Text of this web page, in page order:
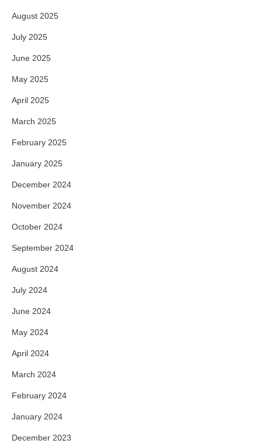
August 2025
July 2025
June 2025
May 2025
April 2025
March 2025
February 2025
January 2025
December 2024
November 2024
October 2024
September 2024
August 2024
July 2024
June 2024
May 2024
April 2024
March 2024
February 2024
January 2024
December 2023